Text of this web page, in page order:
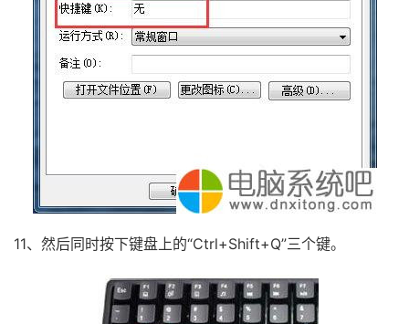
11、然后同时按下键盘上的“Ctrl+Shift+Q”三个键。